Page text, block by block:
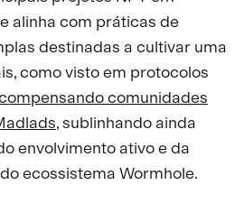
alinha com práticas de
destinadas a cultivar uma
como visto em protocolos
comunidades
, sublinhando ainda
envolvimento ativo e da
ecossistema Wormhole.